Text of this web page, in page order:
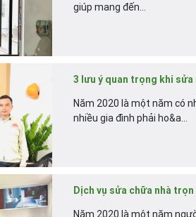
giúp mang đến...
3 lưu ý quan trọng khi sửa
Năm 2020 là một năm có
nhiều gia đình phải ho&a...
Dịch vụ sửa chữa nhà
Năm 2020 là một năm